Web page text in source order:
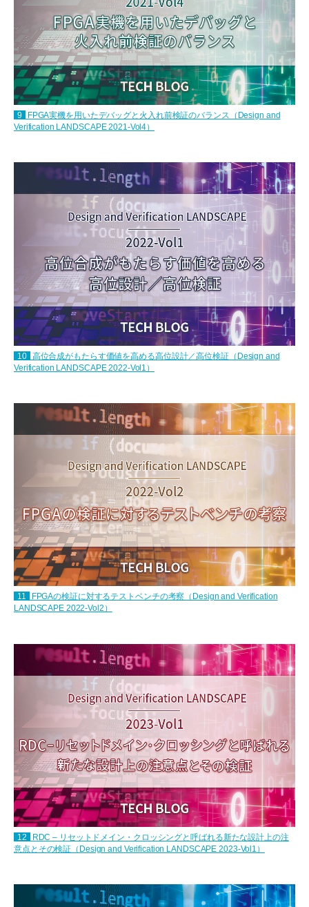
9
FPGA実機を用いたデバッグと火入れ前検証のバランス（Design and
Verification LANDSCAPE 2021-Vol4）
10
高位合成がもたらす価値を高める高位設計／高位検証（Design and
Verification LANDSCAPE 2022-Vol1）
11
FPGAの検証に対するテストベンチの考察（Design and Verification
LANDSCAPE 2022-Vol2）
12
RDC – リセットドメイン・クロッシングと呼ばれる新たな設計上の注
意点とその検証（Design and Verification LANDSCAPE 2023-Vol1）